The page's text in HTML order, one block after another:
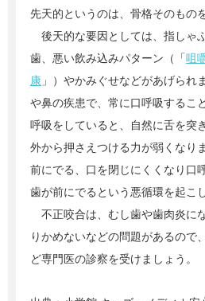
先天的というのは、骨格そのもの
後天的な要因としては、指しゃ
歯、悪い飲み込みパターン（「咀
康 」）やかみぐせなどがあげられ
や鼻の疾患で、常に口呼吸するこ
呼吸をしていると、自然に舌を突
外から押さえつける力が弱くなり
前にでる、口を閉じにくくなり口
歯が前にでるという悪循環を起こ
不正咬合は、むし歯や歯肉炎に
りかめないなどの問題があるので
ど専門医の診察を受けましょう。